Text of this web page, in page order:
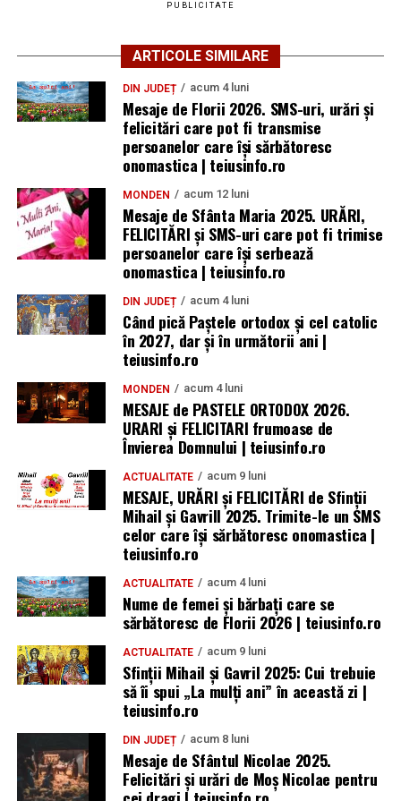
PUBLICITATE
ARTICOLE SIMILARE
DIN JUDEȚ acum 4 luni
Mesaje de Florii 2026. SMS-uri, urări și
felicitări care pot fi transmise
persoanelor care îşi sărbătoresc
onomastica | teiusinfo.ro
MONDEN acum 12 luni
Mesaje de Sfânta Maria 2025. URĂRI,
FELICITĂRI și SMS-uri care pot fi trimise
persoanelor care își serbează
onomastica | teiusinfo.ro
DIN JUDEȚ acum 4 luni
Când pică Paștele ortodox și cel catolic
în 2027, dar și în următorii ani |
teiusinfo.ro
MONDEN acum 4 luni
MESAJE de PASTELE ORTODOX 2026.
URARI și FELICITARI frumoase de
Învierea Domnului | teiusinfo.ro
ACTUALITATE acum 9 luni
MESAJE, URĂRI și FELICITĂRI de Sfinții
Mihail și Gavrill 2025. Trimite-le un SMS
celor care își sărbătoresc onomastica |
teiusinfo.ro
ACTUALITATE acum 4 luni
Nume de femei și bărbați care se
sărbătoresc de Florii 2026 | teiusinfo.ro
ACTUALITATE acum 9 luni
Sfinții Mihail și Gavril 2025: Cui trebuie
să îi spui „La mulţi ani” în această zi |
teiusinfo.ro
DIN JUDEȚ acum 8 luni
Mesaje de Sfântul Nicolae 2025.
Felicitări și urări de Moș Nicolae pentru